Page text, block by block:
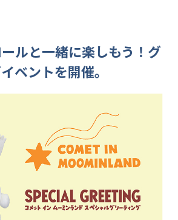
ルと一緒に楽しもう！グ
ベントを開催。